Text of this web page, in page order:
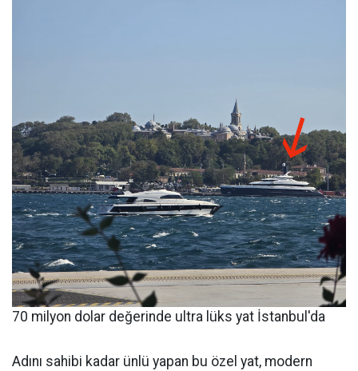
70 milyon dolar değerinde ultra lüks yat İstanbul'da
Adını sahibi kadar ünlü yapan bu özel yat, modern